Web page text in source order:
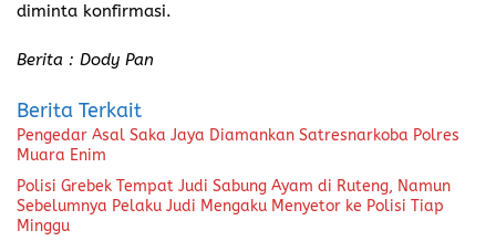
diminta konfirmasi.
Berita : Dody Pan
Berita Terkait
Pengedar Asal Saka Jaya Diamankan Satresnarkoba Polres
Muara Enim
Polisi Grebek Tempat Judi Sabung Ayam di Ruteng, Namun
Sebelumnya Pelaku Judi Mengaku Menyetor ke Polisi Tiap
Minggu